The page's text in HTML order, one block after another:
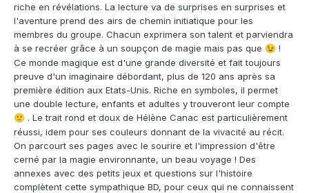
riche en révélations. La lecture va de surprises en surprises et
l'aventure prend des airs de chemin initiatique pour les
membres du groupe. Chacun exprimera son talent et parviendra
à se recréer grâce à un soupçon de magie mais pas que 😉 !
Ce monde magique est d'une grande diversité et fait toujours
preuve d'un imaginaire débordant, plus de 120 ans après sa
première édition aux Etats-Unis. Riche en symboles, il permet
une double lecture, enfants et adultes y trouveront leur compte
🙂 . Le trait rond et doux de Hélène Canac est particulièrement
réussi, idem pour ses couleurs donnant de la vivacité au récit.
On parcourt ses pages avec le sourire et l'impression d'être
cerné par la magie environnante, un beau voyage ! Des
annexes avec des petits jeux et questions sur l'histoire
complètent cette sympathique BD, pour ceux qui ne connaissent